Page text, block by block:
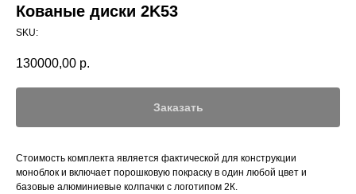
Кованые диски 2K53
SKU:
130000,00 р.
Заказать
Стоимость комплекта является фактической для конструкции
моноблок и включает порошковую покраску в один любой цвет и
базовые алюминиевые колпачки с логотипом 2К.